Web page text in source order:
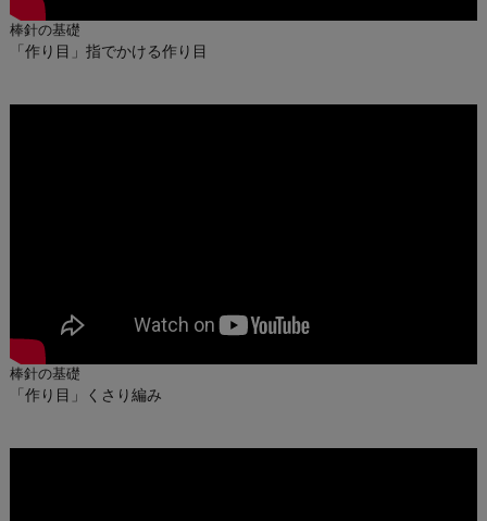
棒針の基礎
「作り目」指でかける作り目
棒針の基礎
「作り目」くさり編み